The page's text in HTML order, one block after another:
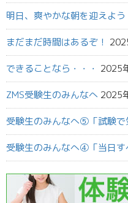
明日、爽やかな朝を迎えよう
まだまだ時間はあるぞ！
できることなら・・・ 2025
ZMS受験生のみんなへ 2025
受験生のみんなへ⑤「試験で
受験生のみんなへ④「当日す